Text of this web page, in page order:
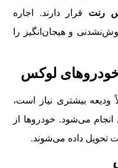
رنت قرار دارند. اجاره
و هیجان‌انگیز را
خودروهای لوکس
ودیعه بیشتری نیاز است،
می‌شود. خودروها از
تحویل داده می‌شوند.